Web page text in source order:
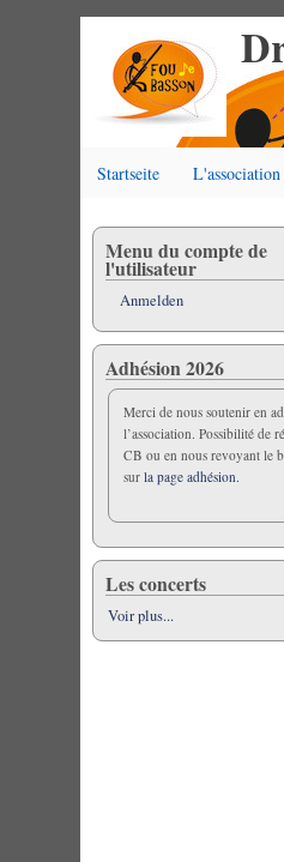
Startseite L'association
Menu du compte de
l'utilisateur
Anmelden
Adhésion 2026
Merci de nous soutenir en
l’association. Possibilité de
CB ou en nous revoyant le
surla page adhésion.
Les concerts
Voir plus...